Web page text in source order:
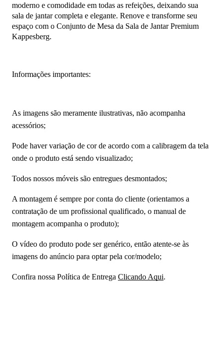
moderno e comodidade em todas as refeições, deixando sua
sala de jantar completa e elegante. Renove e transforme seu
espaço com o Conjunto de Mesa da Sala de Jantar Premium
Kappesberg.
Informações importantes:
As imagens são meramente ilustrativas, não acompanha
acessórios;
Pode haver variação de cor de acordo com a calibragem da tela
onde o produto está sendo visualizado;
Todos nossos móveis são entregues desmontados;
A montagem é sempre por conta do cliente (orientamos a
contratação de um profissional qualificado, o manual de
montagem acompanha o produto);
O vídeo do produto pode ser genérico, então atente-se às
imagens do anúncio para optar pela cor/modelo;
Confira nossa Política de Entrega Clicando Aqui.